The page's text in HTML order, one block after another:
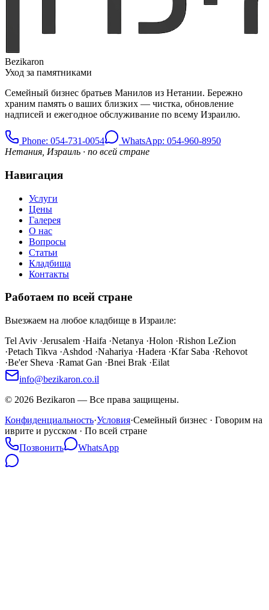
Bezikaron
Уход за памятниками
Семейный бизнес братьев Манилов из Нетании. Бережно
храним память о ваших близких — чистка, обновление
надписей и ежегодное обслуживание по всему Израилю.
Phone: 054-731-0054
WhatsApp: 054-960-8950
Нетания, Израиль · по всей стране
Навигация
Услуги
Цены
Галерея
О нас
Вопросы
Статьи
Кладбища
Контакты
Работаем по всей стране
Выезжаем на любое кладбище в Израиле:
Tel Aviv ·Jerusalem ·Haifa ·Netanya ·Holon ·Rishon LeZion
·Petach Tikva ·Ashdod ·Nahariya ·Hadera ·Kfar Saba ·Rehovot
·Be'er Sheva ·Ramat Gan ·Bnei Brak ·Eilat
info@bezikaron.co.il
© 2026 Bezikaron — Все права защищены.
Конфиденциальность·Условия·Семейный бизнес · Говорим на
иврите и русском · По всей стране
Позвонить
WhatsApp